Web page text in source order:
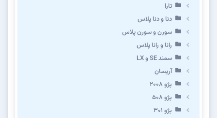
تارا
دنا و دنا پلاس
سورن و سورن پلاس
رانا و رانا پلاس
سمند SE و LX
آریسان
پژو ۲۰۰۸
پژو ۵۰۸
پژو 301